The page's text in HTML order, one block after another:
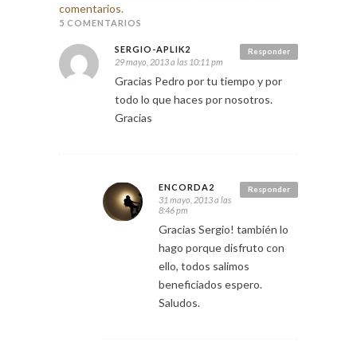
comentarios.
5 COMENTARIOS
Responder
SERGIO-APLIK2
29 mayo, 2013 a las 10:11 pm
Gracias Pedro por tu tiempo y por
todo lo que haces por nosotros.
Gracias
Responder
ENCORDA2
31 mayo, 2013 a las
8:46 pm
Gracias Sergio! también lo
hago porque disfruto con
ello, todos salimos
beneficiados espero.
Saludos.